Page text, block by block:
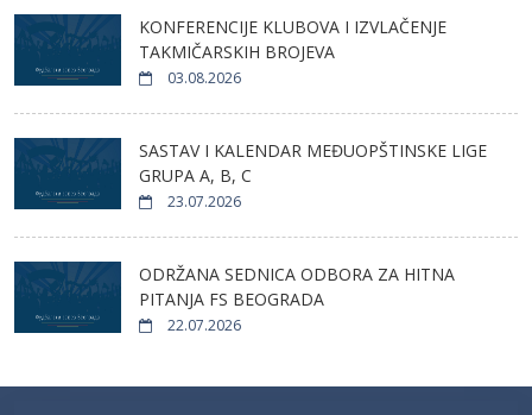
KONFERENCIJE KLUBOVA I IZVLAČENJE
TAKMIČARSKIH BROJEVA
03.08.2026
SASTAV I KALENDAR MEĐUOPŠTINSKE LIGE
GRUPA A, B, C
23.07.2026
ODRŽANA SEDNICA ODBORA ZA HITNA
PITANJA FS BEOGRADA
22.07.2026